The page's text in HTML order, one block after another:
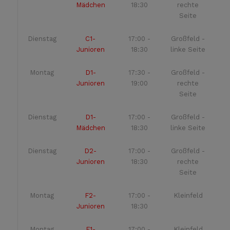
Mädchen 18:30
rechte
Seite
Dienstag
C1-
Junioren
17:00 -
18:30
Großfeld -
linke Seite
Montag
D1-
Junioren
17:30 -
19:00
Großfeld -
rechte
Seite
Dienstag
D1-
Mädchen
17:00 -
18:30
Großfeld -
linke Seite
Dienstag
D2-
Junioren
17:00 -
18:30
Großfeld -
rechte
Seite
Montag
F2-
Junioren
17:00 -
18:30
Kleinfeld